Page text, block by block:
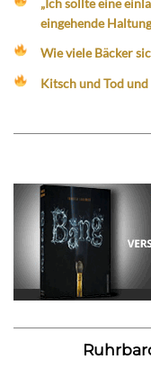
„Ich sollte eine
eingehende
Wie viele Bäcker
Kitsch und Tod